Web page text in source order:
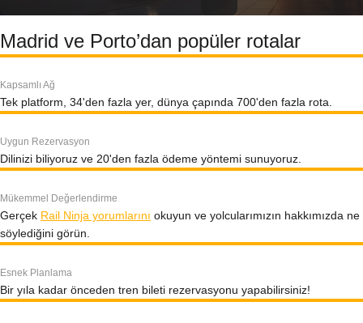
Madrid ve Porto’dan popüler rotalar
Kapsamlı Ağ
Tek platform, 34'den fazla yer, dünya çapında 700'den fazla rota.
Uygun Rezervasyon
Dilinizi biliyoruz ve 20'den fazla ödeme yöntemi sunuyoruz.
Mükemmel Değerlendirme
Gerçek Rail Ninja yorumlarını okuyun ve yolcularımızın hakkımızda ne
söylediğini görün.
Esnek Planlama
Bir yıla kadar önceden tren bileti rezervasyonu yapabilirsiniz!